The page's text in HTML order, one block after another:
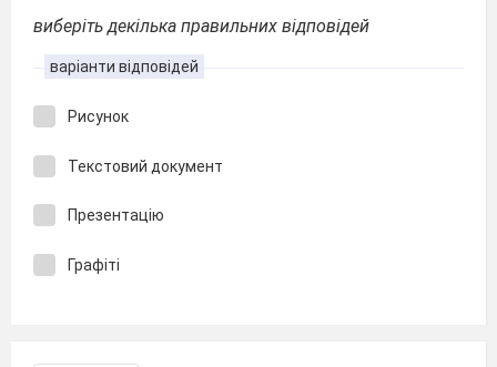
виберіть декілька правильних відповідей
варіанти відповідей
Рисунок
Текстовий документ
Презентацію
Графіті